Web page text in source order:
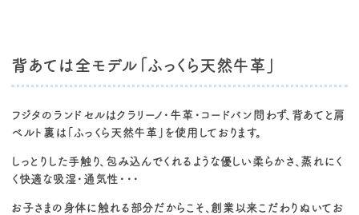
背あては全モデル「ふっくら天然牛革」
フジタのランドセルはクラリーノ・牛革・コードバン問わず、背あてと肩
ベルト裏は「ふっくら天然牛革」を使用しております。
しっとりした手触り、包み込んでくれるような優しい柔らかさ、蒸れにく
く快適な吸湿・通気性・・・
お子さまの身体に触れる部分だからこそ、創業以来こだわりぬいてお